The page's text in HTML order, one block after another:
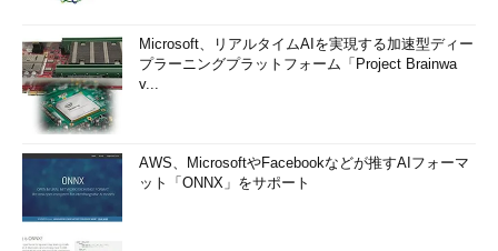
Microsoft、リアルタイムAIを実現する加速型ディー
プラーニングプラットフォーム「Project Brainwa
v...
AWS、MicrosoftやFacebookなどが推すAIフォーマ
ット「ONNX」をサポート